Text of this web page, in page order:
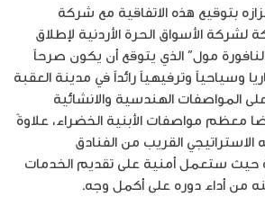
بتوقيع هذه الاتفاقية مع شركة
لشركة الأسواق الحرة الأردنية لإطلاق
مول” الذي يتوقع أن يكون صرحاً
وسياحياً وترفيهياً رائداً في مدينة العقبة
المواصفات الهندسية والانشائية
معظم مواصفات الأبنية الخضراء، علاوةً
القريب من الفنادق
حيث ستعمل أمنية على تقديم الخدمات
من أداء دوره على أكمل وجه.